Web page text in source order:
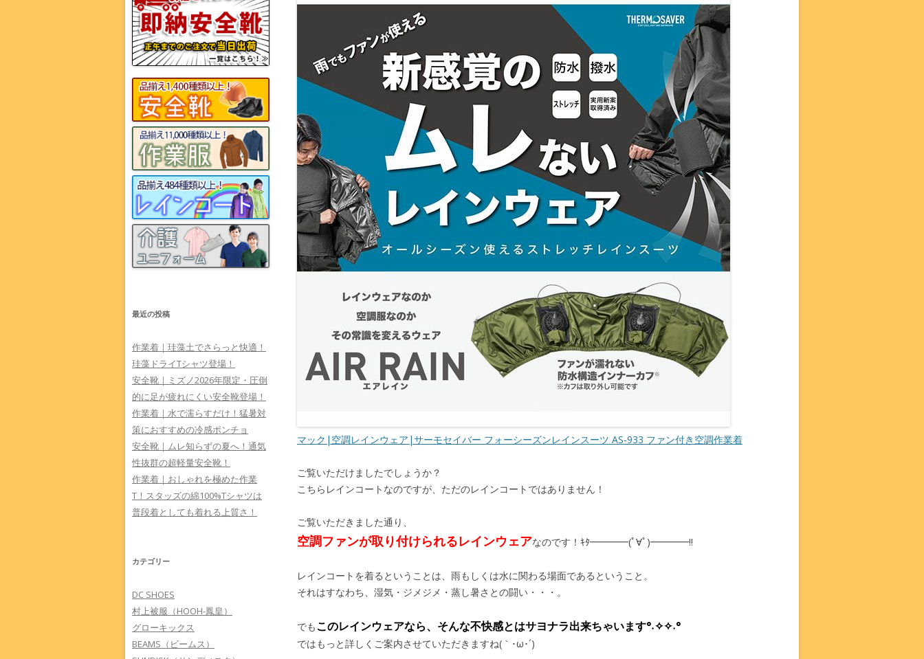
マック|空調レインウェア|サーモセイバー フォーシーズンレインスーツ AS-933 ファン付き空調作業着
ご覧いただけましたでしょうか？
こちらレインコートなのですが、ただのレインコートではありません！
ご覧いただきました通り、
空調ファンが取り付けられるレインウェアなのです！ｷﾀ━━━━(ﾟ∀ﾟ)━━━━!!
レインコートを着るということは、雨もしくは水に関わる場面であるということ。
それはすなわち、湿気・ジメジメ・蒸し暑さとの闘い・・・。
でもこのレインウェアなら、そんな不快感とはサヨナラ出来ちゃいます°˖✧✧˖°
ではもっと詳しくご案内させていただきますね(｀･ω･´)
最近の投稿
作業着｜珪藻土でさらっと快適！
珪藻ドライTシャツ登場！
安全靴｜ミズノ2026年限定・圧倒
的に足が疲れにくい安全靴登場！
作業着｜水で濡らすだけ！猛暑対
策におすすめの冷感ポンチョ
安全靴｜ムレ知らずの夏へ！通気
性抜群の超軽量安全靴！
作業着｜おしゃれを極めた作業
T！スタッズの綿100%Tシャツは
普段着としても着れる上質さ！
カテゴリー
DC SHOES
村上被服（HOOH-鳳皇）
グローキックス
BEAMS（ビームス）